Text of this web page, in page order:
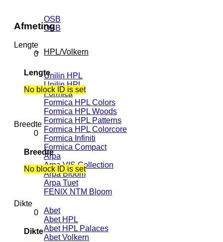
OSB
OSB
HPL/Volkern
Unilin HPL
Unilin HPL
Formica
Formica HPL Colors
Formica HPL Woods
Formica HPL Patterns
Formica HPL Colorcore
Formica Infiniti
Formica Compact
Arpa
Arpa VIS Collection
Arpa Bloom
Arpa Tuet
FENIX NTM Bloom
Abet
Abet HPL
Abet HPL Palaces
Abet Volkern
Afmeting
Lengte
0
Lengte
No block ID is set
Breedte
0
Breedte
No block ID is set
Dikte
0
Dikte